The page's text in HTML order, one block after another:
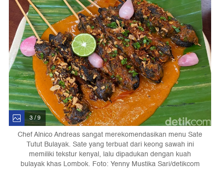
3 / 9
Chef Alnico Andreas sangat merekomendasikan menu Sate
Tutut Bulayak. Sate yang terbuat dari keong sawah ini
memiliki tekstur kenyal, lalu dipadukan dengan kuah
bulayak khas Lombok. Foto: Yenny Mustika Sari/detikcom